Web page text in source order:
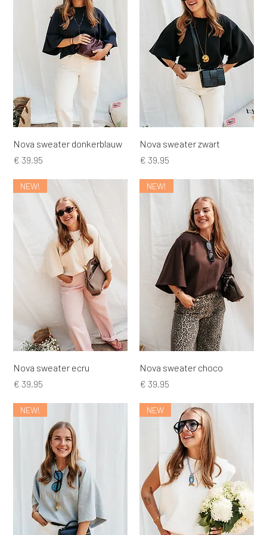
Nova sweater donkerblauw
Prijs
€ 39,95
Nova sweater zwart
Prijs
€ 39,95
NEW!
Nova sweater ecru
Prijs
€ 39,95
NEW!
Nova sweater choco
Prijs
€ 39,95
NEW! NEW